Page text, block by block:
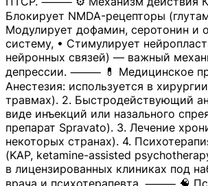
Блокирует NMDA-рецепторы
Модулирует дофамин, серотонин и
систему, • Стимулирует
нейронных связей) — важный
депрессии. ⸻ 💊 Медицинское
Анестезия: используется в
травмах). 2. Быстродействующий
виде инъекций или назального
препарат Spravato). 3. Лечение
некоторых странах). 4.
(KAP, ketamine-assisted
в лицензированных клиниках под
врача и психотерапевта. ⸻ 🧠